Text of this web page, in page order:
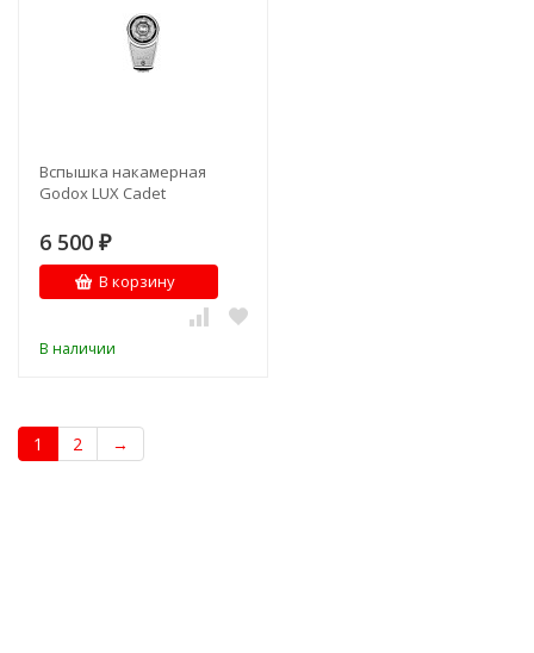
Вспышка накамерная
Godox LUX Cadet
6 500 ₽
В корзину
В наличии
1 2 →